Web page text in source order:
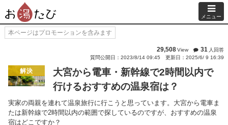
メニュー
本ページはプロモーションを含みます
29,508View 31 人回答
質問公開日：2023/8/14 09:45
更新日：2025/6/ 9 16:39
解決
大宮から電車・新幹線で2時間以内で
行けるおすすめの温泉宿は？
実家の両親を連れて温泉旅行に行こうと思っています。大宮から電車ま
たは新幹線で2時間以内の範囲で探しているのですが、おすすめの温泉
宿はどこですか？